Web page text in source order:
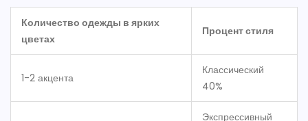
Количество одежды в ярких
цветах
Процент стиля
1-2 акцента
Классический
40%
Экспрессивный